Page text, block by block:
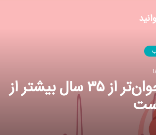
ها
چرا در دوران شیردهی ویتامین D و سایر مکمل‌ها ضروری